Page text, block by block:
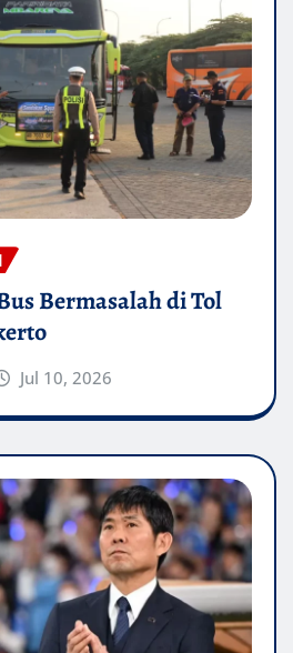
Bermasalah di Tol
Jul 10, 2026